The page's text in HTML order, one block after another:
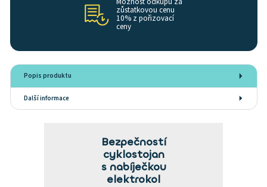
zůstatkovou cenu
10% z pořizovací
ceny
Popis produktu
Další informace
Bezpečností
cyklostojan
s nabíječkou
elektrokol